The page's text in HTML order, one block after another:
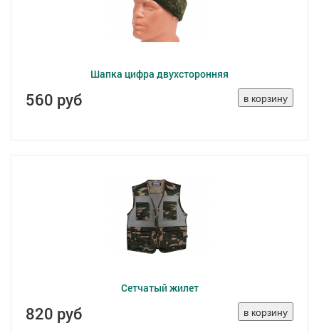
Шапка цифра двухсторонняя
560 руб
Сетчатый жилет
820 руб